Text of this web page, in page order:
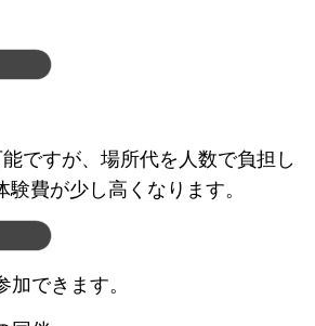
ですが、場所代を人数で負担し
費が少し高くなります。
できます。